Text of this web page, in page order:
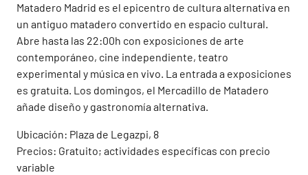
Matadero Madrid es el epicentro de cultura alternativa en
un antiguo matadero convertido en espacio cultural.
Abre hasta las 22:00h con exposiciones de arte
contemporáneo, cine independiente, teatro
experimental y música en vivo. La entrada a exposiciones
es gratuita. Los domingos, el Mercadillo de Matadero
añade diseño y gastronomía alternativa.
Ubicación: Plaza de Legazpi, 8
Precios: Gratuito; actividades específicas con precio
variable